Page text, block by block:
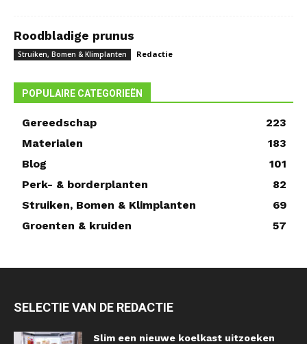
Roodbladige prunus
Struiken, Bomen & Klimplanten Redactie
POPULAIRE CATEGORIEËN
Gereedschap
223
Materialen
183
Blog
101
Perk- & borderplanten
82
Struiken, Bomen & Klimplanten
69
Groenten & kruiden
57
SELECTIE VAN DE REDACTIE
Slim een nieuwe koelkast uitzoeken